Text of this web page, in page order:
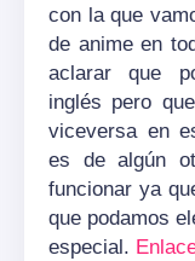
con la que
de anime en
aclarar que
inglés pero
viceversa en
es de algún
funcionar ya
que podamos
especial.